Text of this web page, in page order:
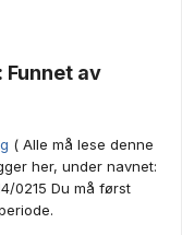
av
( Alle må lese denne
her, under navnet:
0215 Du må først